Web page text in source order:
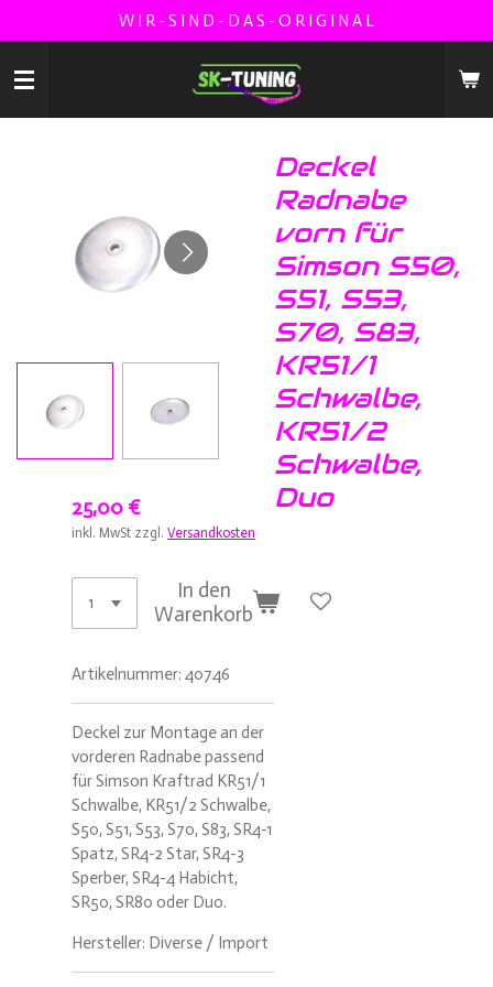
Hauptinhalt
springen
W I R - S I N D - D A S - O R I G I N A L
Deckel
Radnabe
vorn für
Simson S50,
S51, S53,
S70, S83,
KR51/1
Schwalbe,
KR51/2
Schwalbe,
Duo
25,00 €
inkl. MwSt zzgl. Versandkosten
In den
Warenkorb
Artikelnummer: 40746
Deckel zur Montage an der
vorderen Radnabe passend
für Simson Kraftrad KR51/1
Schwalbe, KR51/2 Schwalbe,
S50, S51, S53, S70, S83, SR4-1
Spatz, SR4-2 Star, SR4-3
Sperber, SR4-4 Habicht,
SR50, SR80 oder Duo.
Hersteller: Diverse / Import